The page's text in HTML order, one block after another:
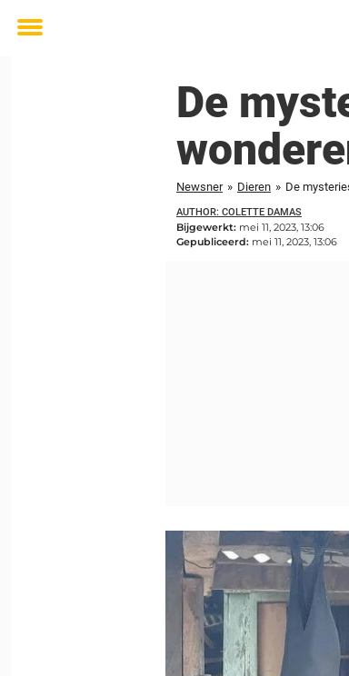
Toggle
De
Newsner » Dieren » De
AUTHOR: COLETTE DAMAS
Bijgewerkt: mei 11, 2023, 13:06
Gepubliceerd: mei 11, 2023, 13:06